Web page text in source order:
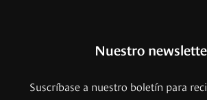
Nuestro
Suscríbase a nuestro boletín para